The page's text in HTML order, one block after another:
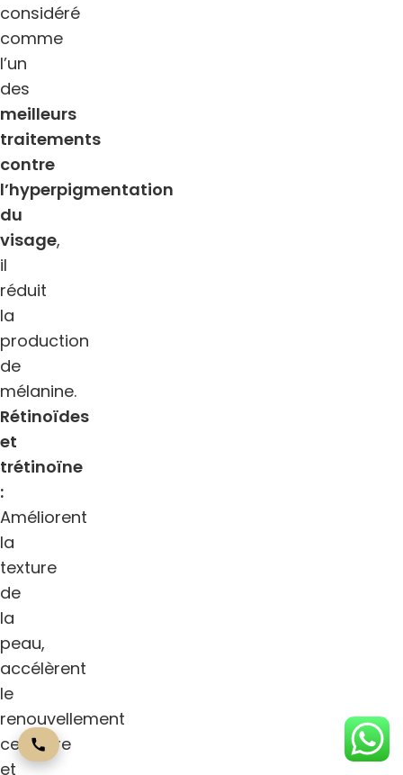
considéré
comme
l’un
des
meilleurs
traitements
contre
l’hyperpigmentation
du
visage,
il
réduit
la
production
de
mélanine.
Rétinoïdes
et
trétinoïne
:
Améliorent
la
texture
de
la
peau,
accélèrent
le
renouvellement
cellulaire
et